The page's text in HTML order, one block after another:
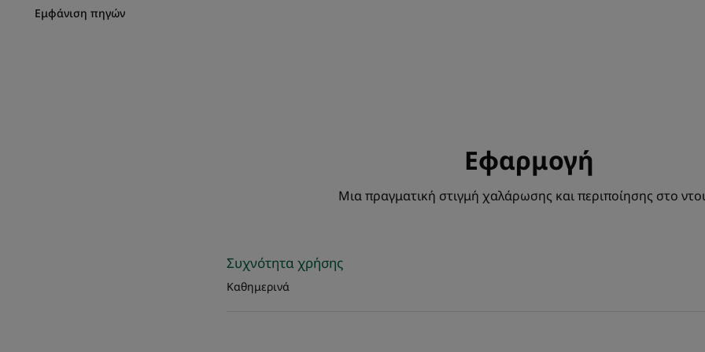
Εμφάνιση πηγών
Εφαρμογή
Μια πραγματική στιγμή χαλάρωσης και περιποίησης στο
Συχνότητα χρήσης
Καθημερινά